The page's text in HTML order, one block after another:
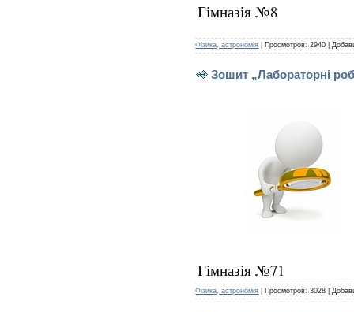
Гімназія №8
Фізика, астрономія Просмотров: 2940
Зошит „Лабораторні
Гімназія №71
Фізика, астрономія Просмотров: 3028